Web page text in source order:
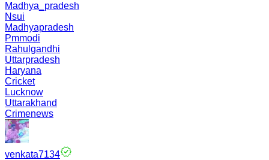
Madhya_pradesh
Nsui
Madhyapradesh
Pmmodi
Rahulgandhi
Uttarpradesh
Haryana
Cricket
Lucknow
Uttarakhand
Crimenews
venkata7134